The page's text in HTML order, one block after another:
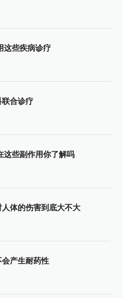
这些疾病诊疗
联合诊疗
这些副作用你了解吗
体的伤害到底大不大
产生耐药性